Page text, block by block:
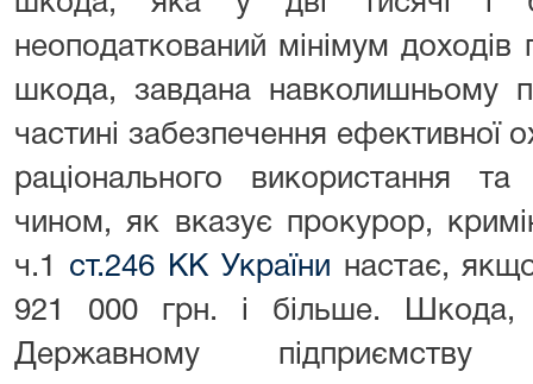
неоподаткований мінімум доходів
шкода, завдана навколишньому
частині забезпечення ефективної
раціонального використання та
чином, як вказує прокурор,
ч.1 ст.246 КК України настає,
921 000 грн. і більше.
Державному підприємству